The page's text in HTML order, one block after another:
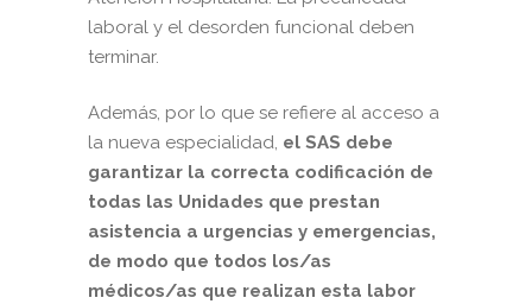
laboral y el desorden funcional deben
terminar.
Además, por lo que se refiere al acceso a
la nueva especialidad, el SAS debe
garantizar la correcta codificación de
todas las Unidades que prestan
asistencia a urgencias y emergencias,
de modo que todos los/as
médicos/as que realizan esta labor